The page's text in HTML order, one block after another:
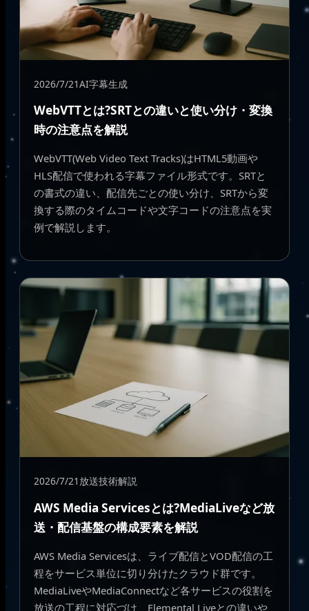
2026/7/21AI字幕生成
WebVTTとは?SRTとの違いと使い分け・変換
時の注意点を解説
WebVTT(Web Video Text Tracks)はHTML5動画や
HLS配信で使われる字幕ファイル形式です。SRTと
の書式の違い、配信先ごとの使い分け、SRTから変
換する際のタイムコードや文字コードの注意点を実
例で解説します。
2026/7/21 放送技術解説
AWS Media Servicesとは?MediaLiveなど放
送・配信基盤の構成要素を解説
AWS Media Servicesは、ライブ配信とVOD配信の工
程をサービス単位に切り分けたクラウド群です。
MediaLiveやMediaConnectなど各サービスの役割を
放送の工程に対応づけ、Elemental Liveとの違いや